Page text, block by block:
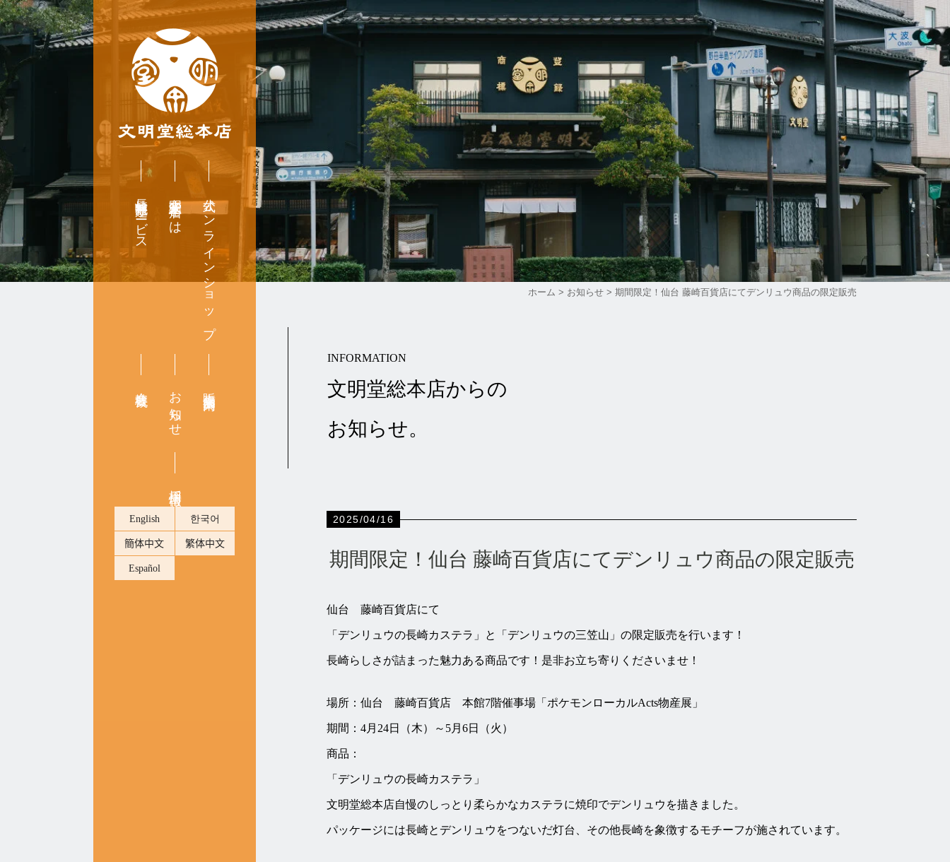
長崎無料配達サービス 文明堂総本店とは 公式オンラインショップ
お知らせ
English 한국어
簡体中文 繁体中文
Español
ホーム > お知らせ > 期間限定！仙台 藤崎百貨店にてデンリュウ商品の限定販売
INFORMATION
文明堂総本店からの
お知らせ。
2025/04/16
期間限定！仙台 藤崎百貨店にてデンリュウ商品の限定販売
仙台 藤崎百貨店にて
「デンリュウの長崎カステラ」と「デンリュウの三笠山」の限定販売を行います！
長崎らしさが詰まった魅力ある商品です！是非お立ち寄りくださいませ！
場所：仙台 藤崎百貨店 本館7階催事場「ポケモンローカルActs物産展」
期間：4月24日（木）～5月6日（火）
商品：
「デンリュウの長崎カステラ」
文明堂総本店自慢のしっとり柔らかなカステラに焼印でデンリュウを描きました。
パッケージには長崎とデンリュウをつないだ灯台、その他長崎を象徴するモチーフが施されています。